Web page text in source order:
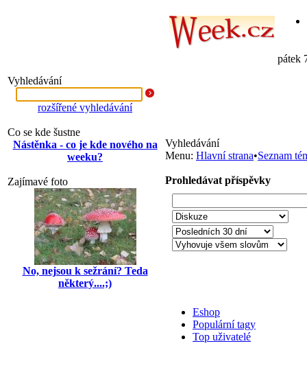
pátek
Vyhledávání
rozšířené vyhledávání
Co se kde šustne
Nástěnka - co je kde nového na
weeku?
Zajímavé foto
No, nejsou k sežrání? Teda
některý....;)
Vyhledávání
Menu: Hlavní strana•Seznam
Prohledávat příspěvky
Eshop
Populární tagy
Top uživatelé